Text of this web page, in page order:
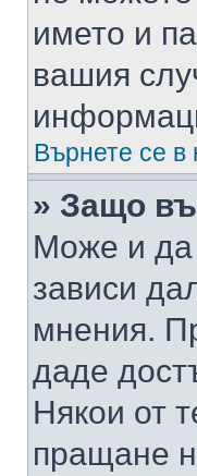
името и
вашия
Върнете се в
» Защо
Може и да
зависи
мнения.
даде
Някои от
пращане